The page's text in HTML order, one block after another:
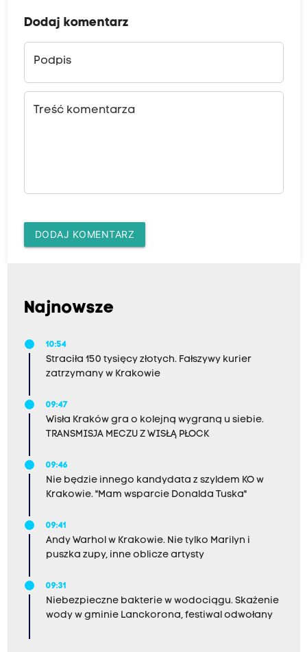
Dodaj komentarz
Podpis
Treść komentarza
DODAJ KOMENTARZ
Najnowsze
10:54
Straciła 150 tysięcy złotych. Fałszywy kurier
zatrzymany w Krakowie
09:47
Wisła Kraków gra o kolejną wygraną u siebie.
TRANSMISJA MECZU Z WISŁĄ PŁOCK
09:46
Nie będzie innego kandydata z szyldem KO w
Krakowie. "Mam wsparcie Donalda Tuska"
09:41
Andy Warhol w Krakowie. Nie tylko Marilyn i
puszka zupy, inne oblicze artysty
09:31
Niebezpieczne bakterie w wodociągu. Skażenie
wody w gminie Lanckorona, festiwal odwołany